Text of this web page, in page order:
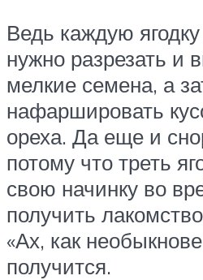
Ведь каждую
нужно разрезать и
мелкие семена, а
нафаршировать
ореха. Да еще и
потому что треть
свою начинку во
получить
«Ах, как
получится.